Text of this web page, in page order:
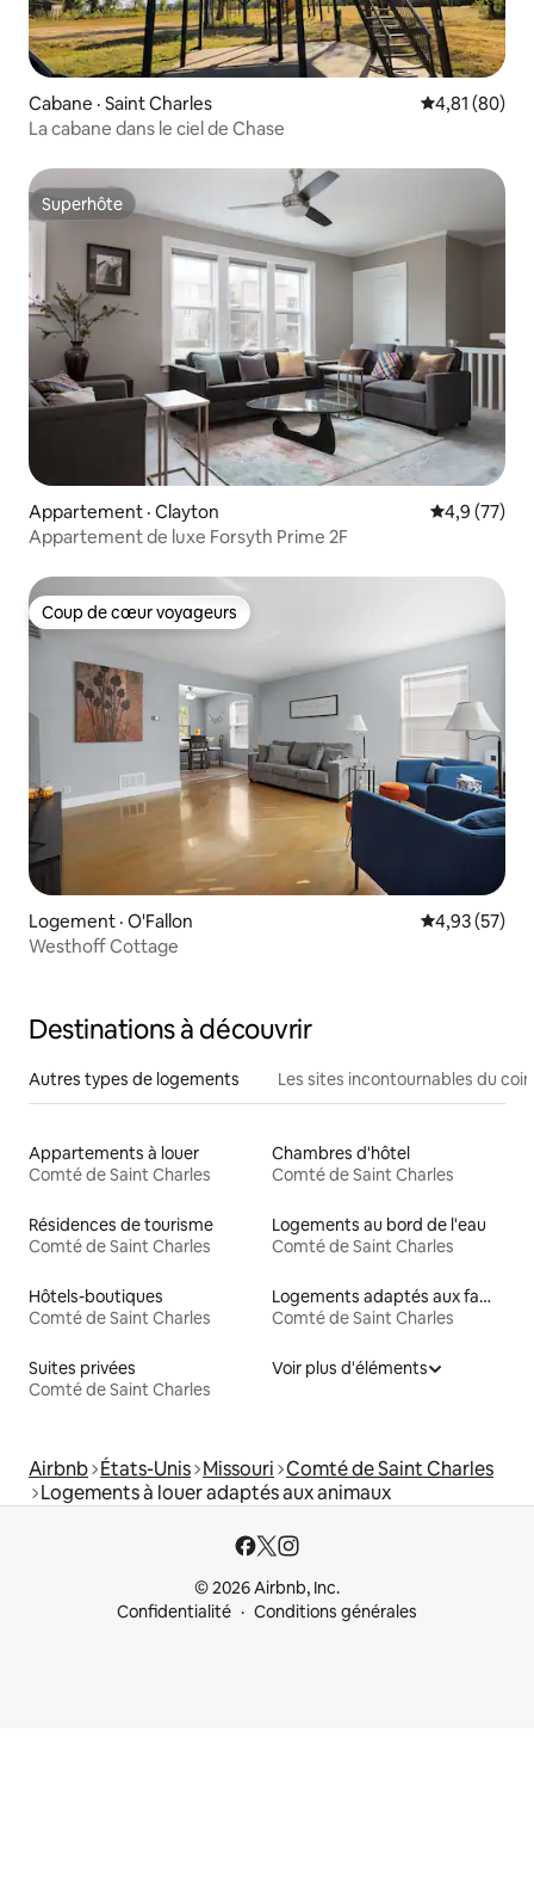
Cabane · Saint Charles Note
4,81 (80)
La cabane dans le ciel de Chase
Superhôte
Superhôte
Appartement · Clayton Note
4,9 (77)
Appartement de luxe Forsyth Prime 2F
Coup de cœur voyageurs
Coup de cœur voyageurs
Logement · O'Fallon Note
4,93 (57)
Westhoff Cottage
Destinations à découvrir
Autres types de logements Les sites incontournables du coin
Appartements à louer
Comté de Saint Charles
Chambres d'hôtel
Comté de Saint Charles
Résidences de tourisme
Comté de Saint Charles
Logements au bord de l'eau
Comté de Saint Charles
Hôtels-boutiques
Comté de Saint Charles
Logements adaptés aux familles à louer
Comté de Saint Charles
Suites privées
Comté de Saint Charles
Voir plus d'éléments
Airbnb États-Unis Missouri Comté de Saint Charles
Logements à louer adaptés aux animaux
© 2026 Airbnb, Inc.
Confidentialité
Conditions générales